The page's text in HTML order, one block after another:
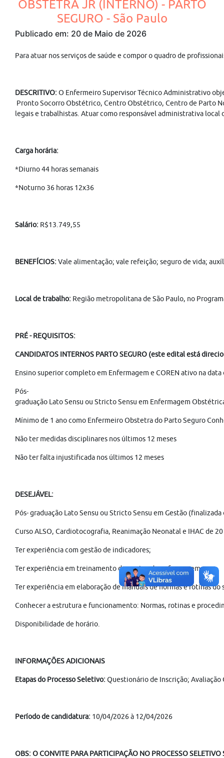
OBSTETRA JR (INTERNO) - PARTO
SEGURO - São Paulo
Publicado em: 20 de Maio de 2026
Para atuar nos serviços de saúde e compor o quadro de
DESCRITIVO:O Enfermeiro Supervisor Técnico Administrativo
Pronto Socorro Obstétrico, Centro Obstétrico, Centro de Parto
legais e trabalhistas. Atuar como responsável administrativa
Carga horária:
*Diurno 44 horas semanais
*Noturno 36 horas 12x36
Salário: R$13.749,55
BENEFÍCIOS:Vale alimentação; vale refeição; seguro de vida;
Local de trabalho: Região metropolitana de São Paulo, no
PRÉ - REQUISITOS:
CANDIDATOS INTERNOS PARTO SEGURO (este edital está
Ensino superior completo em Enfermagem e COREN ativo na
Pós-
graduação Lato Sensu ou Stricto Sensu em Enfermagem
Mínimo de 1 ano como Enfermeiro Obstetra do Parto Seguro
Não ter medidas disciplinares nos últimos 12 meses
Não ter falta injustificada nos últimos 12 meses
DESEJÁVEL:
Pós- graduação Lato Sensu ou Stricto Sensu em Gestão (finalizada
Curso ALSO, Cardiotocografia, Reanimação Neonatal e IHAC de
Ter experiência com gestão de indicadores;
Ter experiência em treinamento da equipe de enfermagem;
Ter experiência em elaboração de manuais de normas e rotinas
Conhecer a estrutura e funcionamento: Normas, rotinas e
Disponibilidade de horário.
INFORMAÇÕES ADICIONAIS
Etapas do Processo Seletivo:Questionário de Inscrição;
Período de candidatura: 10/04/2026 à 12/04/2026
OBS: O CONVITE PARA PARTICIPAÇÃO NO PROCESSO SELETIVO